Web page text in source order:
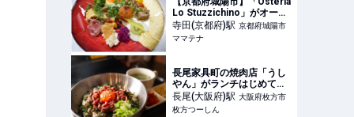
Lo Stuzzichino」がオープ
ン！旬の地元食材を使った
イタリアンを味わおう | マ
マテナ
寺田(京都府)駅 京都府城陽市
ママテナ
長尾家具町の焼肉店「うし
やん」がランチはじめてる
- 枚方つーしん
長尾(大阪府)駅 大阪府枚方市
枚方つーしん